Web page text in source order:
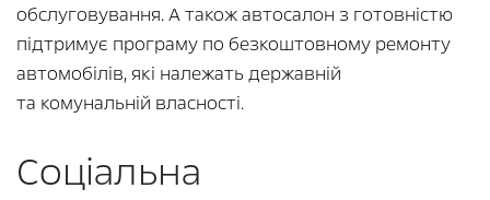
обслуговування. А також автосалон з готовністю
підтримує програму по безкоштовному ремонту
автомобілів, які належать державній
та комунальній власності.
Соціальна